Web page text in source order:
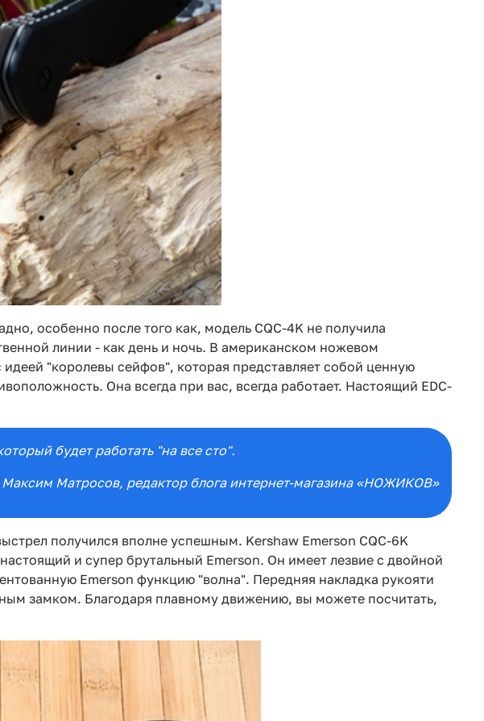
особенно после того как, модель CQC-4K не получила
линии - как день и ночь. В американском ножевом
"королевы сейфов", которая представляет собой ценную
Она всегда при вас, всегда работает. Настоящий EDC-
будет работать "на все сто".
Максим Матросов, редактор блога интернет-магазина «НОЖИКОВ»
получился вполне успешным. Kershaw Emerson CQC-6K
и супер брутальный Emerson. Он имеет лезвие с двойной
Emerson функцию "волна". Передняя накладка рукояти
замком. Благодаря плавному движению, вы можете посчитать,